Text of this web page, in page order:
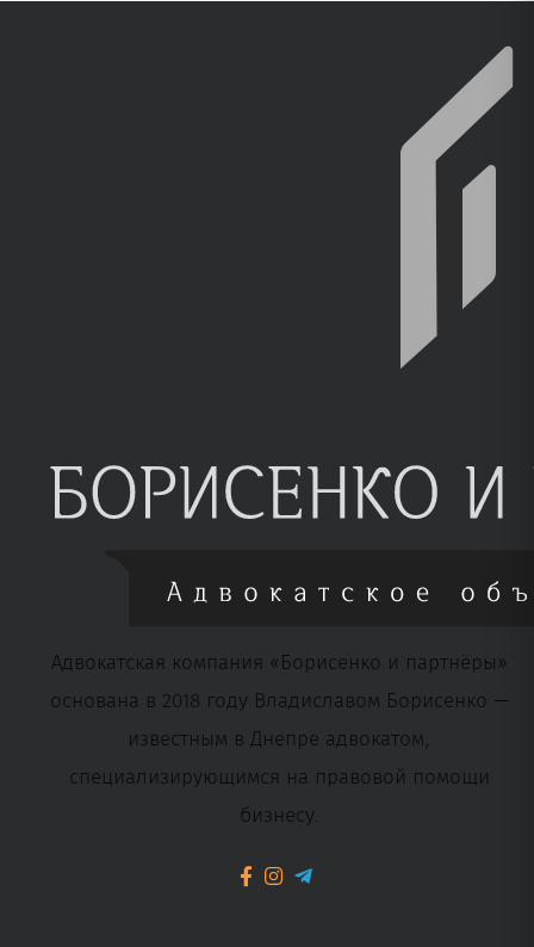
Адвокатская компания «Борисенко и партнёры»
основана в 2018 году Владиславом Борисенко —
известным в Днепре адвокатом,
специализирующимся на правовой помощи
бизнесу.